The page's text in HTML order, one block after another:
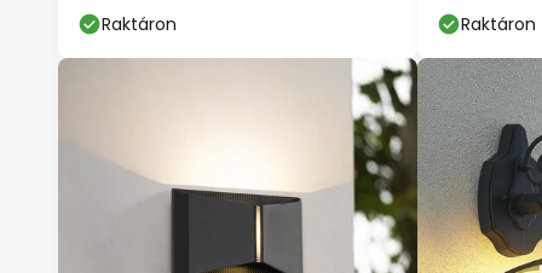
Raktáron Raktáron